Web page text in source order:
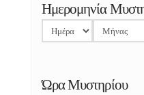
Ημερομηνία
Ώρα Μυστηρίου